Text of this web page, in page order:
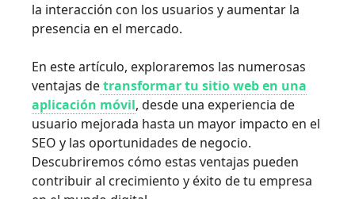
la interacción con los usuarios y aumentar la
presencia en el mercado.
En este artículo, exploraremos las numerosas
ventajas detransformar tu sitio web en una
aplicación móvil, desde una experiencia de
usuario mejorada hasta un mayor impacto en el
SEO y las oportunidades de negocio.
Descubriremos cómo estas ventajas pueden
contribuir al crecimiento y éxito de tu empresa